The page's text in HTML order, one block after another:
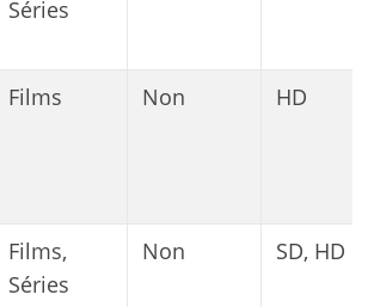
Séries
Films Non HD
Films,
Séries
Non SD, HD